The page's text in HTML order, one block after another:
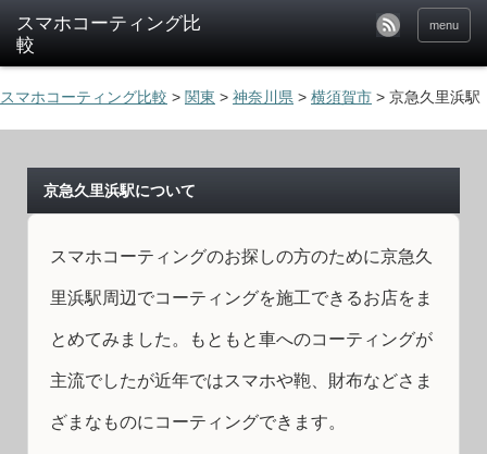
menu
スマホコーティング比較 > 関東 > 神奈川県 > 横須賀市 > 京急久里浜駅
京急久里浜駅について
スマホコーティングのお探しの方のために京急久
里浜駅周辺でコーティングを施工できるお店をま
とめてみました。もともと車へのコーティングが
主流でしたが近年ではスマホや鞄、財布などさま
ざまなものにコーティングできます。